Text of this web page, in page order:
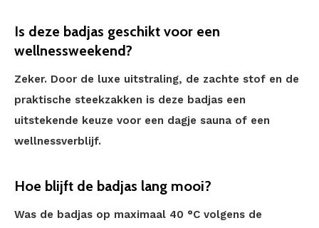
Is deze badjas geschikt voor een
wellnessweekend?
Zeker. Door de luxe uitstraling, de zachte stof en de
praktische steekzakken is deze badjas een
uitstekende keuze voor een dagje sauna of een
wellnessverblijf.
Hoe blijft de badjas lang mooi?
Was de badjas op maximaal 40 °C volgens de